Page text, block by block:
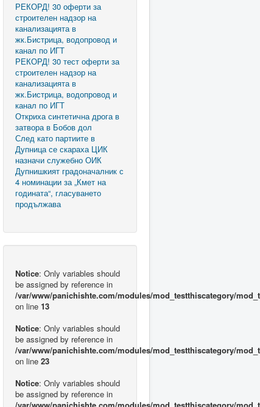
РЕКОРД! 30 оферти за
строителен надзор на
канализацията в
жк.Бистрица, водопровод и
канал по ИГТ
РЕКОРД! 30 тест оферти за
строителен надзор на
канализацията в
жк.Бистрица, водопровод и
канал по ИГТ
Откриха синтетична дрога в
затвора в Бобов дол
След като партиите в
Дупница се скараха ЦИК
назначи служебно ОИК
Дупнишкият градоначалник с
4 номинации за „Кмет на
годината“, гласуването
продължава
Notice: Only variables should
be assigned by reference in
/var/www/panichishte.com/modules/mod_testthiscategory/
on line 13
Notice: Only variables should
be assigned by reference in
/var/www/panichishte.com/modules/mod_testthiscategory/
on line 23
Notice: Only variables should
be assigned by reference in